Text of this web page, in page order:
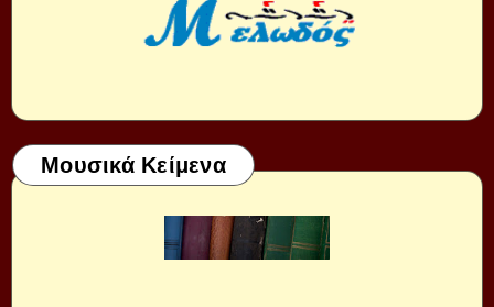
Μουσικά Κείμενα